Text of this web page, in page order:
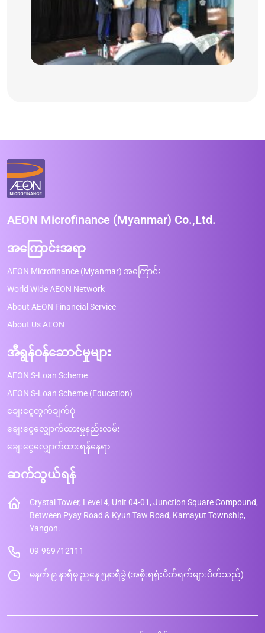
AEON Microfinance (Myanmar) Co.,Ltd.
အကြောင်းအရာ
AEON Microfinance (Myanmar) အကြောင်း
World Wide AEON Network
About AEON Financial Service
About Us AEON
အီရွန်ဝန်ဆောင်မှုများ
AEON S-Loan Scheme
AEON S-Loan Scheme (Education)
ချေးငွေတွက်ချက်ပုံ
ချေးငွေလျှောက်ထားမှုနည်းလမ်း
ချေးငွေလျှောက်ထားရန်နေရာ
ဆက်သွယ်ရန်
Crystal Tower, Level 4, Unit 04-01, Junction Square Compound,
Between Pyay Road & Kyun Taw Road, Kamayut Township,
Yangon.
09-969712111
မနက် ၉ နာရီမှ ညနေ ၅နာရီခွဲ (အစိုးရရုံးပိတ်ရက်များပိတ်သည်)